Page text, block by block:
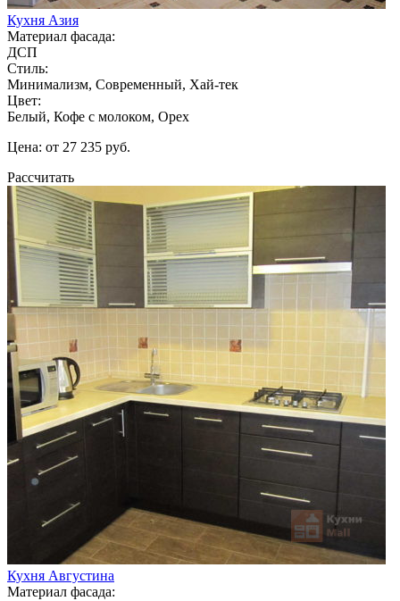
Кухня Азия
Материал фасада:
ДСП
Стиль:
Минимализм, Современный, Хай-тек
Цвет:
Белый, Кофе с молоком, Орех
Цена: от 27 235 руб.
Рассчитать
Кухня Августина
Материал фасада: